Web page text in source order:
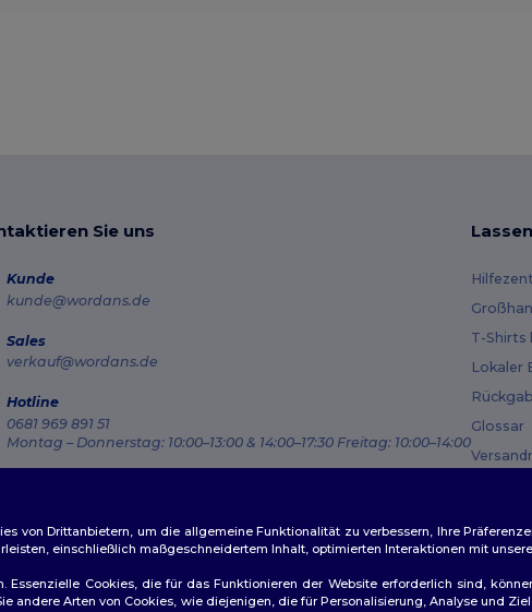
Sie uns
Kunde
kunde@wordans.de
Sales
verkauf@wordans.de
Hotline
0681 969 891 51
Montag – Donnerstag: 10:00–13:00 & 14:00–17:30 Freitag: 10:00–14:00
T-Shirts
Lokaler
Glossar
von Drittanbietern, um die allgemeine Funktionalität zu verbessern, Ihre
einschließlich maßgeschneidertem Inhalt, optimierten Interaktionen mit
Essenzielle Cookies, die für das Funktionieren der Website erforderlich sind,
andere Arten von Cookies, wie diejenigen, die für Personalisierung, Analyse und